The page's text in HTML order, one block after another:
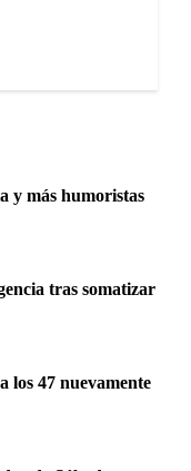
y más humoristas
tras somatizar
los 47 nuevamente